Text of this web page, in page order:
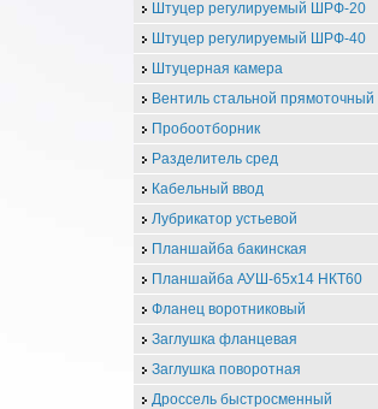
Штуцер регулируемый ШРФ-20
Штуцер регулируемый ШРФ-40
Штуцерная камера
Вентиль стальной
Пробоотборник
Разделитель сред
Кабельный ввод
Лубрикатор устьевой
Планшайба бакинская
Планшайба АУШ-65х14 НКТ60
Фланец воротниковый
Заглушка фланцевая
Заглушка поворотная
Дроссель быстросменный